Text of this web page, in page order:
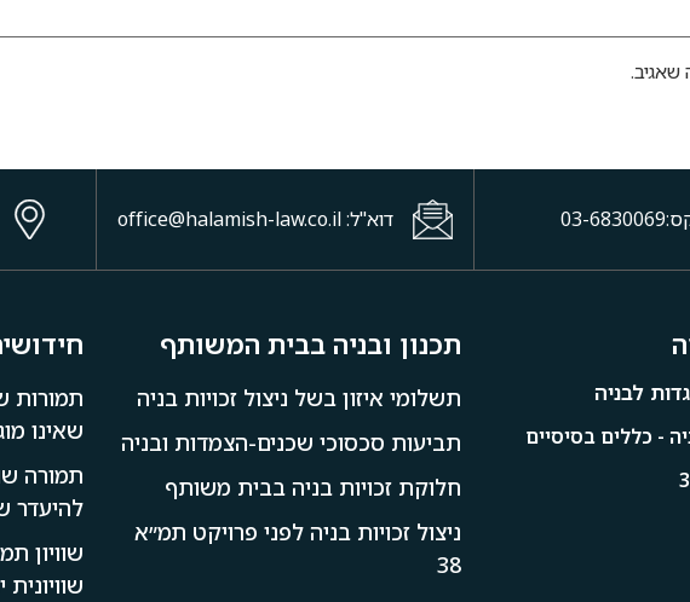
דוא"ל: office@halamish-law.co.il
לבניה
- כללים בסיסיים
תכנון ובניה בבית המשותף
תשלומי איזון בשל ניצול זכויות בניה
תביעות סכסוכי שכנים-הצמדות ובניה
חלוקת זכויות בניה בבית משותף
ניצול זכויות בניה לפני פרויקט תמ״א
38
שאינו
להיעדר